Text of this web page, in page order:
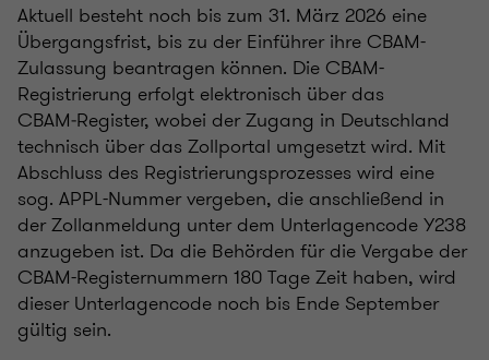
Aktuell besteht noch bis zum 31. März 2026 eine
Übergangsfrist, bis zu der Einführer ihre CBAM-
Zulassung beantragen können. Die CBAM-
Registrierung erfolgt elektronisch über das
CBAM‑Register, wobei der Zugang in Deutschland
technisch über das Zollportal umgesetzt wird. Mit
Abschluss des Registrierungsprozesses wird eine
sog. APPL-Nummer vergeben, die anschließend in
der Zollanmeldung unter dem Unterlagencode Y238
anzugeben ist. Da die Behörden für die Vergabe der
CBAM-Registernummern 180 Tage Zeit haben, wird
dieser Unterlagencode noch bis Ende September
gültig sein.